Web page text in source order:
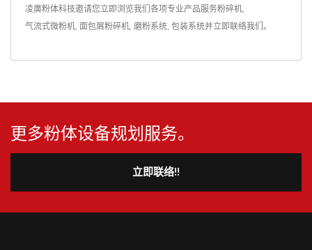
凌廣粉体科技邀请您立即浏览我们各项专业产品服务粉碎机,
气流式微粉机, 面包屑粉碎机, 磨粉系统, 包装系统并立即联络我们 。
更多粉体设备规划服务。
立即联络!!